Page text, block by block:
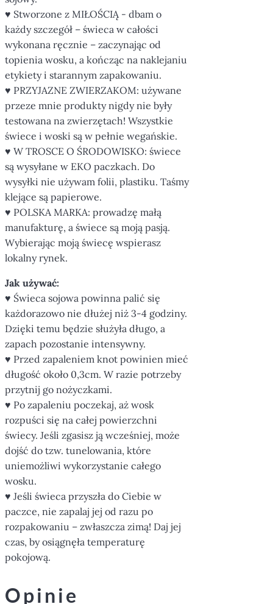
♥ Stworzone z MIŁOŚCIĄ - dbam o
każdy szczegół – świeca w całości
wykonana ręcznie – zaczynając od
topienia wosku, a kończąc na naklejaniu
etykiety i starannym zapakowaniu.
♥ PRZYJAZNE ZWIERZAKOM: używane
przeze mnie produkty nigdy nie były
testowana na zwierzętach! Wszystkie
świece i woski są w pełnie wegańskie.
♥ W TROSCE O ŚRODOWISKO: świece
są wysyłane w EKO paczkach. Do
wysyłki nie używam folii, plastiku. Taśmy
klejące są papierowe.
♥ POLSKA MARKA: prowadzę małą
manufakturę, a świece są moją pasją.
Wybierając moją świecę wspierasz
lokalny rynek.
Jak używać:
♥ Świeca sojowa powinna palić się
każdorazowo nie dłużej niż 3-4 godziny.
Dzięki temu będzie służyła długo, a
zapach pozostanie intensywny.
♥ Przed zapaleniem knot powinien mieć
długość około 0,3cm. W razie potrzeby
przytnij go nożyczkami.
♥ Po zapaleniu poczekaj, aż wosk
rozpuści się na całej powierzchni
świecy. Jeśli zgasisz ją wcześniej, może
dojść do tzw. tunelowania, które
uniemożliwi wykorzystanie całego
wosku.
♥ Jeśli świeca przyszła do Ciebie w
paczce, nie zapalaj jej od razu po
rozpakowaniu – zwłaszcza zimą! Daj jej
czas, by osiągnęła temperaturę
pokojową.
Opinie